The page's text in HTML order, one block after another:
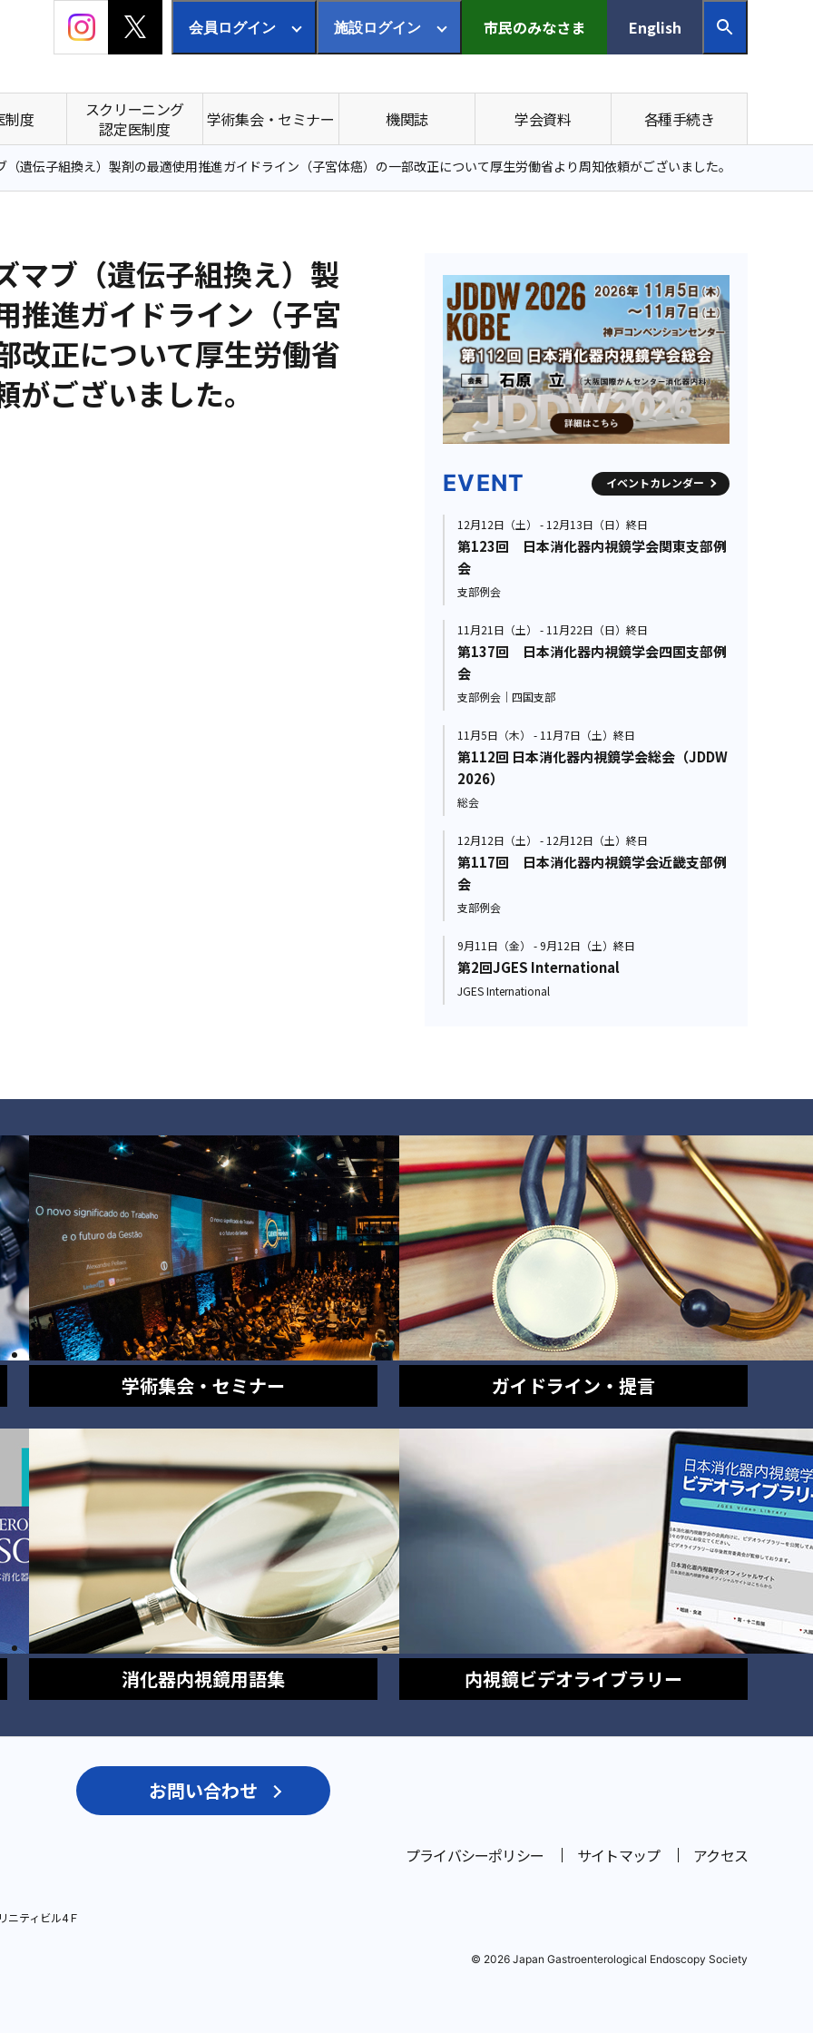
会員ログイン 施設ログイン 市民のみなさま English
制度
スクリーニング
認定医制度
学術集会・セミナー 機関誌 学会資料 各種手続き
（遺伝子組換え）製剤の最適使用推進ガイドライン（子宮体癌）の一部改正について厚生労働省より周知依頼がございました。
マブ（遺伝子組換え）製
推進ガイドライン（子宮
改正について厚生労働省
がございました。
EVENT イベントカレンダー
12月12日（土） - 12月13日（日）終日
第123回 日本消化器内視鏡学会関東支部例
会
支部例会
11月21日（土） - 11月22日（日）終日
第137回 日本消化器内視鏡学会四国支部例
会
支部例会｜四国支部
11月5日（木） - 11月7日（土）終日
第112回 日本消化器内視鏡学会総会（JDDW
2026）
総会
12月12日（土） - 12月12日（土）終日
第117回 日本消化器内視鏡学会近畿支部例
会
支部例会
9月11日（金） - 9月12日（土）終日
第2回JGES International
JGES International
学術集会・セミナー ガイドライン・提言
消化器内視鏡用語集 内視鏡ビデオライブラリー
お問い合わせ
ニティビル4Ｆ
プライバシーポリシー サイトマップ アクセス
© 2026 Japan Gastroenterological Endoscopy Society